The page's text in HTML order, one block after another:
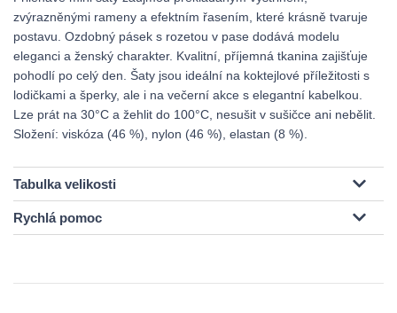
zvýrazněnými rameny a efektním řasením, které krásně tvaruje
postavu. Ozdobný pásek s rozetou v pase dodává modelu
eleganci a ženský charakter. Kvalitní, příjemná tkanina zajišťuje
pohodlí po celý den. Šaty jsou ideální na koktejlové příležitosti s
lodičkami a šperky, ale i na večerní akce s elegantní kabelkou.
Lze prát na 30°C a žehlit do 100°C, nesušit v sušičce ani nebělit.
Složení: viskóza (46 %), nylon (46 %), elastan (8 %).
Tabulka velikosti
Rychlá pomoc